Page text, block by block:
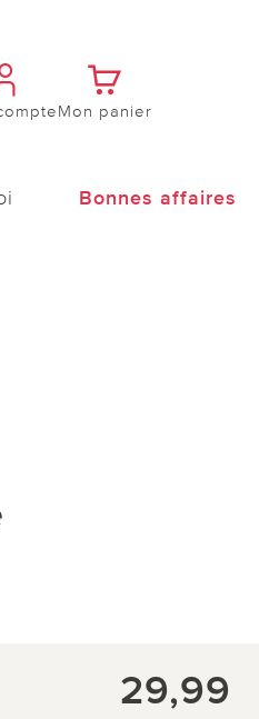
Mon panier
Bonnes affaires
29,99